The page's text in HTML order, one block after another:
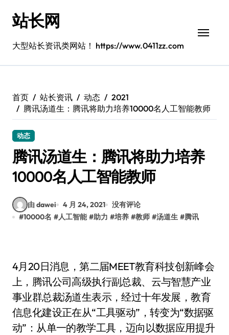
站长网
大型站长资讯类网站！ https://www.0411zz.com
首页 站长资讯 动态
2021
腾讯汤道生：腾讯将助力培养10000名人工智能教师
动态
腾讯汤道生：腾讯将助力培养
10000名人工智能教师
由 dawei 4 月 24, 2021
没有评论
#10000名 #人工智能 #助力 #培养 #教师 #汤道生 #腾讯
4月20日消息，第二届MEET教育科技创新峰会
上，腾讯公司高级执行副总裁、云与智慧产业
事业群总裁汤道生表示，经过十年发展，教育
信息化建设正在从“工具驱动”，转变为“数据驱
动”：从单一的教学工具，迈向以数据应用提升